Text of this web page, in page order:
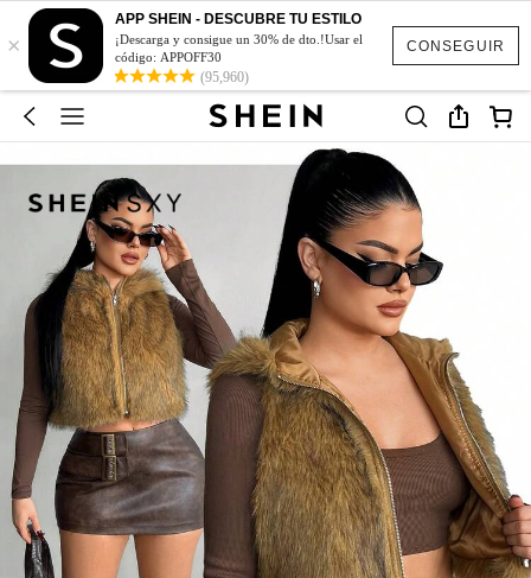
CONSEGUIR
×
APP SHEIN - DESCUBRE TU ESTILO
¡Descarga y consigue un 30% de dto.!Usar el
código: APPOFF30
(95,960)